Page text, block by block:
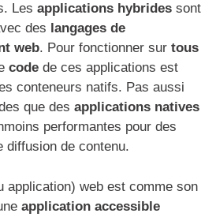
Les applications hybrides sont
des langages de
web. Pour fonctionner sur tous
code de ces applications est
conteneurs natifs. Pas aussi
que des applications natives
performantes pour des
diffusion de contenu.
application) web est comme son
application accessible